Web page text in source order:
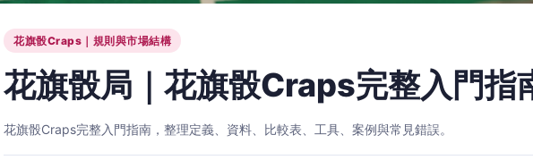
花旗骰Craps｜規則與市場結構
花旗骰局｜花旗骰Craps完整入門指
花旗骰Craps完整入門指南，整理定義、資料、比較表、工具、案例與常見錯誤。